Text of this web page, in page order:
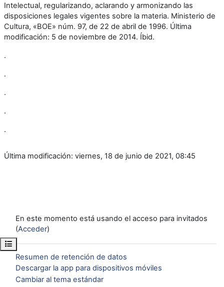
Abrir índice del curso
Intelectual, regularizando, aclarando y armonizando las
disposiciones legales vigentes sobre la materia. Ministerio de
Cultura, «BOE» núm. 97, de 22 de abril de 1996. Última
modificación: 5 de noviembre de 2014. Íbid.
.
.
.
.
.
Última modificación: viernes, 18 de junio de 2021, 08:45
En este momento está usando el acceso para invitados
(Acceder)
Resumen de retención de datos
Descargar la app para dispositivos móviles
Cambiar al tema estándar